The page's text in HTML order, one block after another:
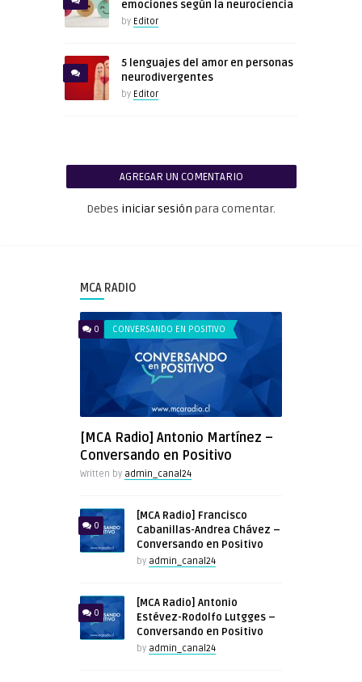
emociones según la neurociencia
by Editor
5 lenguajes del amor en personas
neurodivergentes
by Editor
AGREGAR UN COMENTARIO
Debes iniciar sesión para comentar.
MCA RADIO
0 CONVERSANDO EN POSITIVO
[MCA Radio] Antonio Martínez –
Conversando en Positivo
Written by admin_canal24
0
[MCA Radio] Francisco
Cabanillas-Andrea Chávez –
Conversando en Positivo
by admin_canal24
0
[MCA Radio] Antonio
Estévez-Rodolfo Lutgges –
Conversando en Positivo
by admin_canal24